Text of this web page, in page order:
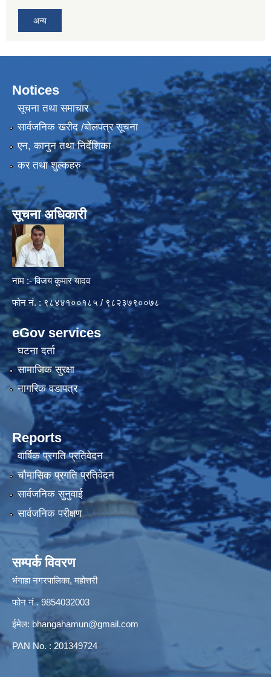
अन्य
Notices
सूचना तथा समाचार
सार्वजनिक खरीद /बोलपत्र सूचना
एन, कानुन तथा निर्देशिका
कर तथा शुल्कहरु
सूचना अधिकारी
नाम :- विजय कुमार यादव
फोन नं. : ९८४४१००१८५ / ९८२३७९००७८
eGov services
घटना दर्ता
सामाजिक सुरक्षा
नागरिक वडापत्र
Reports
वार्षिक प्रगति प्रतिवेदन
चौमासिक प्रगति प्रतिवेदन
सार्वजनिक सुनुवाई
सार्वजनिक परीक्षण
सम्पर्क विवरण
भंगाहा नगरपालिका, महोत्तरी
फोन नं . 9854032003
ईमेल: bhangahamun@gmail.com
PAN No. : 201349724